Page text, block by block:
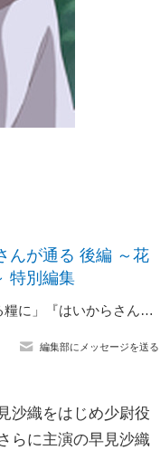
んが通る 後編 ～花
特別編集
早見沙織「明日を生きる糧に」『はいからさんが通る』後編舞台挨拶に宮野真守＆櫻井孝宏＆坂本真綾も登壇【レポート】
編集部にメッセージを送る
沙織をはじめ少尉役
らに主演の早見沙織